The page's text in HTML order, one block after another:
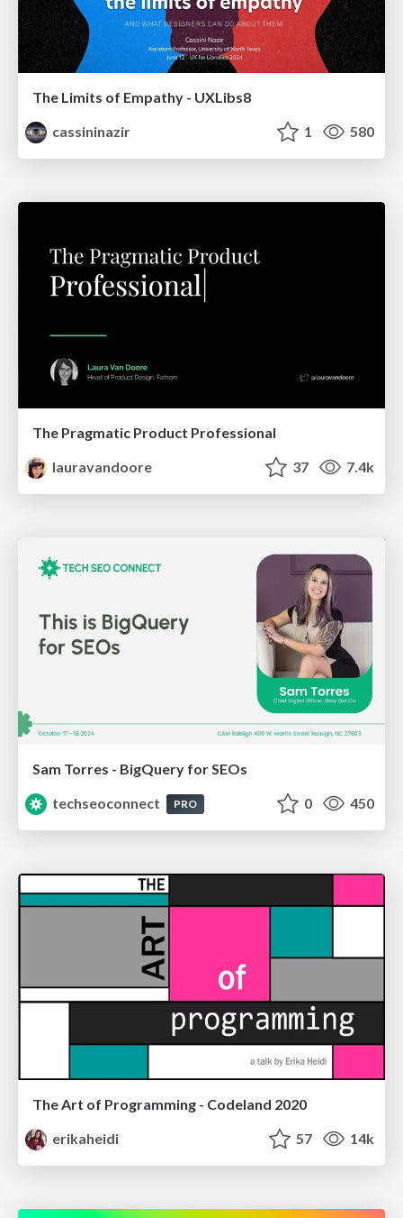
The Limits of Empathy - UXLibs8
cassininazir
1 580
The Pragmatic Product Professional
lauravandoore
37 7.4k
Sam Torres - BigQuery for SEOs
techseoconnect
PRO 0 450
The Art of Programming - Codeland 2020
erikaheidi
57 14k